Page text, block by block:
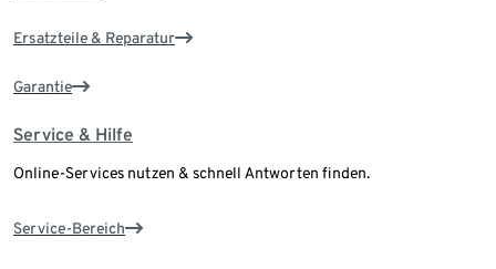
Ersatzteile & Reparatur
Garantie
Service & Hilfe
Online-Services nutzen & schnell Antworten finden.
Service-Bereich